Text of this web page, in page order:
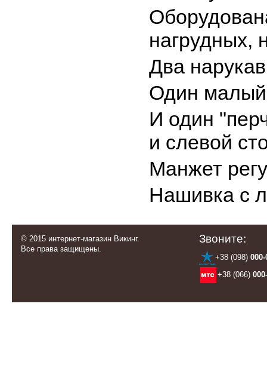
нагрудных,
Два
Один малый
И один
и слевой
Манжет
Нашивка с
© 2015 интернет-магазин Викинг.
Все права защищены.
Звоните:
+38 (098) 000-
+38 (066)